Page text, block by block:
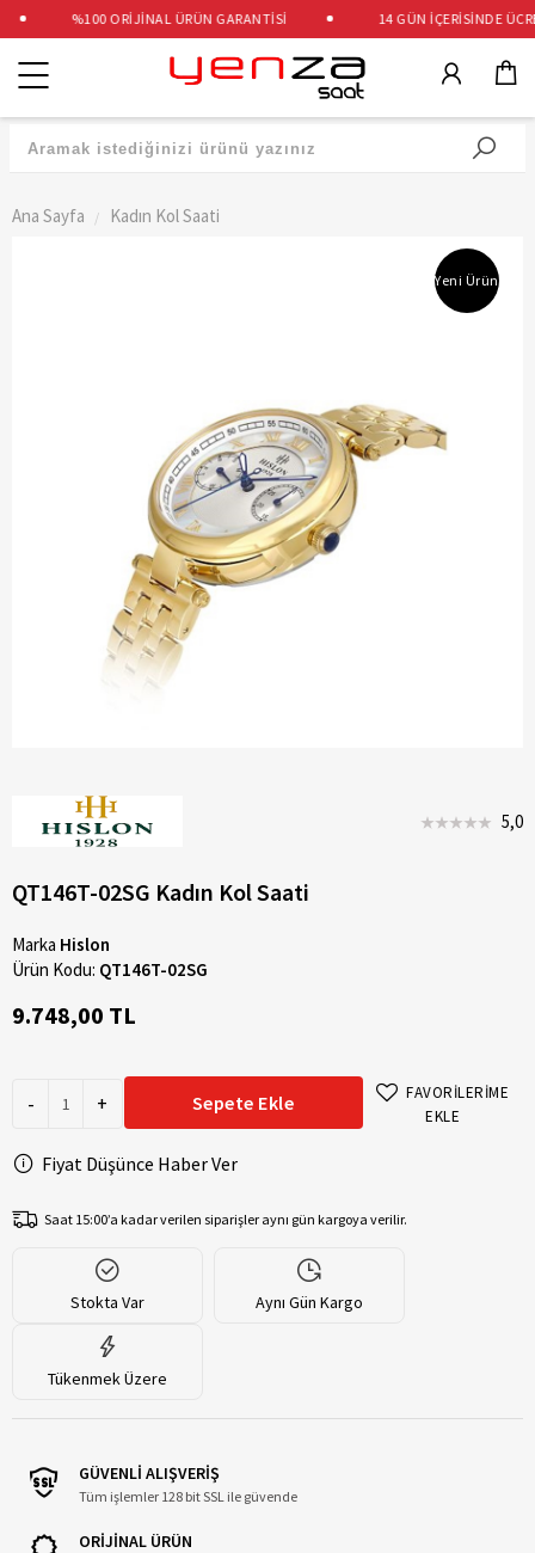
%100 ORİJİNAL ÜRÜN GARANTİSİ 14 GÜN İÇERİSİNDE
Kategoriler
Ana Sayfa Kadın Kol Saati
Yeni Ürün
5,0
QT146T-02SG Kadın Kol Saati
Marka Hislon
Ürün Kodu: QT146T-02SG
9.748,00 TL
- + Sepete Ekle
FAVORİLERİME
EKLE
Fiyat Düşünce Haber Ver
Saat 15:00’a kadar verilen siparişler aynı gün kargoya verilir.
Stokta Var Aynı Gün Kargo
Tükenmek Üzere
GÜVENLİ ALIŞVERİŞ
Tüm işlemler 128 bit SSL ile güvende
ORİJİNAL ÜRÜN